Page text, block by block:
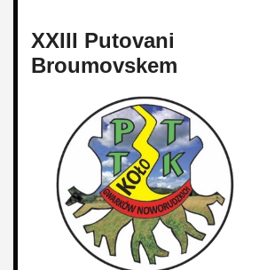
XXIII Putovani
Broumovskem